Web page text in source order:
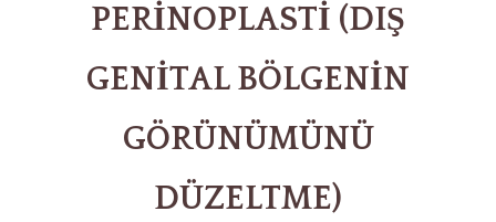
PERİNOPLASTİ (DIŞ
GENİTAL BÖLGENİN
GÖRÜNÜMÜNÜ
DÜZELTME)